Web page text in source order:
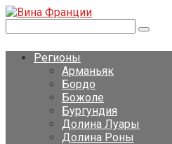
Перейти
контенту
Регионы
Арманьяк
Бордо
Божоле
Бургундия
Долина Луары
Долина Роны